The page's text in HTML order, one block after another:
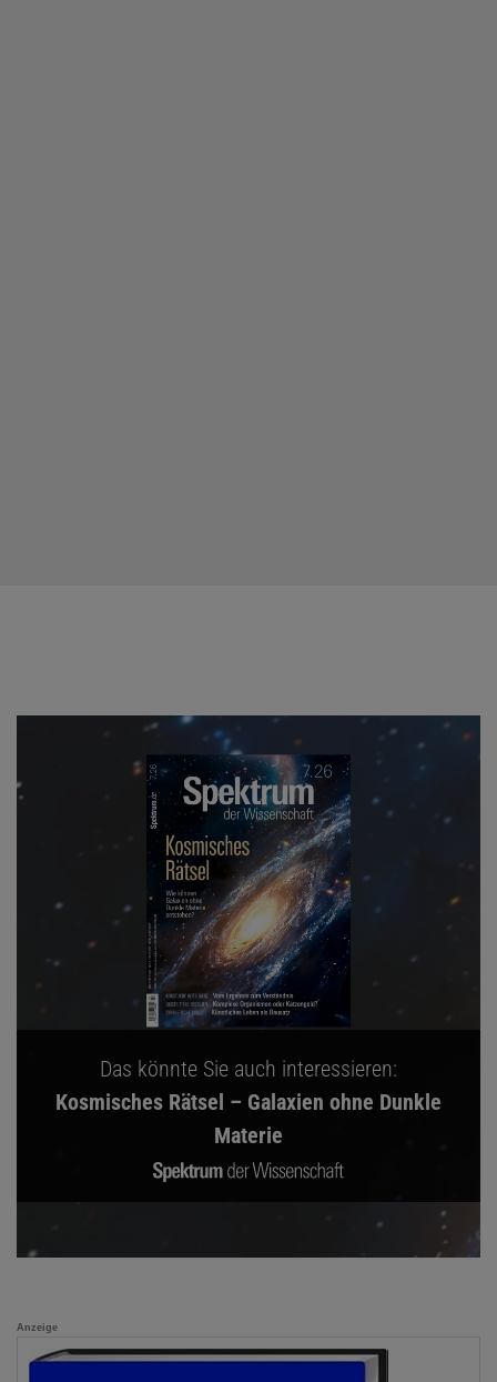
Das könnte Sie auch interessieren:
Kosmisches Rätsel – Galaxien ohne Dunkle
Materie
Anzeige